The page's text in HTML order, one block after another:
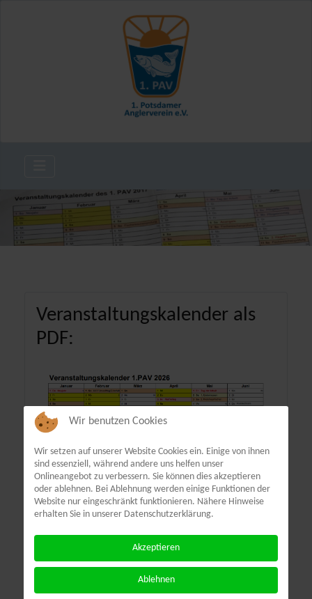
Veranstaltungskalender als
PDF:
Terminübersicht
Wir benutzen Cookies
Wir setzen auf unserer Website Cookies ein. Einige von ihnen
sind essenziell, während andere uns helfen unser
Onlineangebot zu verbessern. Sie können dies akzeptieren
oder ablehnen. Bei Ablehnung werden einige Funktionen der
Website nur eingeschränkt funktionieren. Nähere Hinweise
erhalten Sie in unserer Datenschutzerklärung.
Akzeptieren
Ablehnen